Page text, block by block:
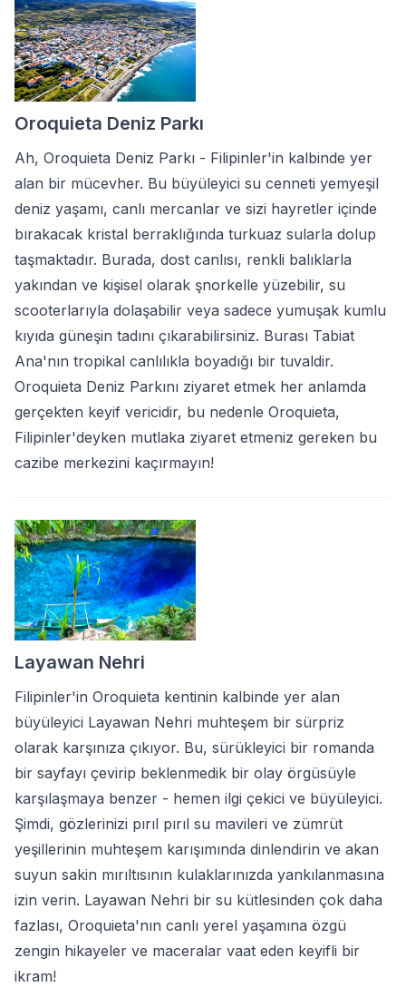
Oroquieta Deniz Parkı
Ah, Oroquieta Deniz Parkı - Filipinler'in kalbinde yer
alan bir mücevher. Bu büyüleyici su cenneti yemyeşil
deniz yaşamı, canlı mercanlar ve sizi hayretler içinde
bırakacak kristal berraklığında turkuaz sularla dolup
taşmaktadır. Burada, dost canlısı, renkli balıklarla
yakından ve kişisel olarak şnorkelle yüzebilir, su
scooterlarıyla dolaşabilir veya sadece yumuşak kumlu
kıyıda güneşin tadını çıkarabilirsiniz. Burası Tabiat
Ana'nın tropikal canlılıkla boyadığı bir tuvaldir.
Oroquieta Deniz Parkını ziyaret etmek her anlamda
gerçekten keyif vericidir, bu nedenle Oroquieta,
Filipinler'deyken mutlaka ziyaret etmeniz gereken bu
cazibe merkezini kaçırmayın!
Layawan Nehri
Filipinler'in Oroquieta kentinin kalbinde yer alan
büyüleyici Layawan Nehri muhteşem bir sürpriz
olarak karşınıza çıkıyor. Bu, sürükleyici bir romanda
bir sayfayı çevirip beklenmedik bir olay örgüsüyle
karşılaşmaya benzer - hemen ilgi çekici ve büyüleyici.
Şimdi, gözlerinizi pırıl pırıl su mavileri ve zümrüt
yeşillerinin muhteşem karışımında dinlendirin ve akan
suyun sakin mırıltısının kulaklarınızda yankılanmasına
izin verin. Layawan Nehri bir su kütlesinden çok daha
fazlası, Oroquieta'nın canlı yerel yaşamına özgü
zengin hikayeler ve maceralar vaat eden keyifli bir
ikram!